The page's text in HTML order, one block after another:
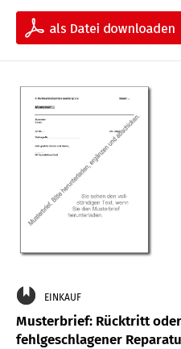
EINKAUF
Musterbrief: Rücktritt
fehlgeschlagener